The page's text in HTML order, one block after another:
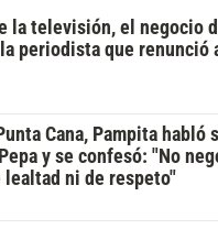
la televisión, el negocio
periodista que renunció
Cana, Pampita habló
y se confesó: "No
lealtad ni de respeto"